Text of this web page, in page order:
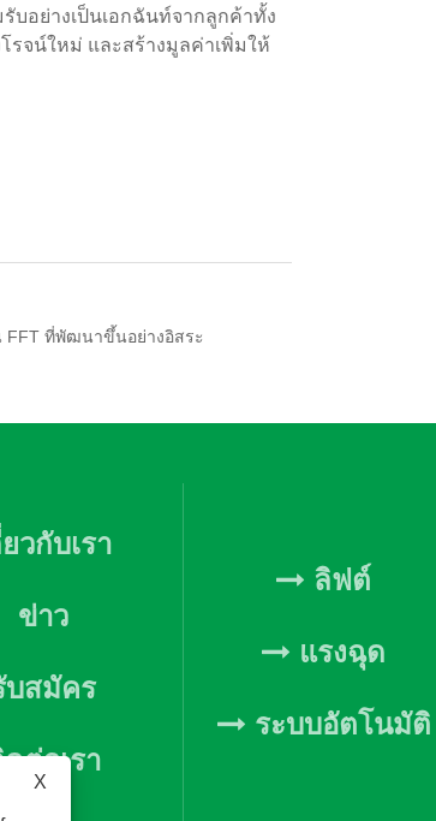
อย่างเป็นเอกฉันท์จากลูกค้าทั้ง
รจน์ใหม่ และสร้างมูลค่าเพิ่มให้
FFT ที่พัฒนาขึ้นอย่างอิสระ
ยวกับเรา
ข่าว
บสมัคร
ต่อเรา
ลิฟต์
แรงฉุด
ระบบอัตโนมัติ
X